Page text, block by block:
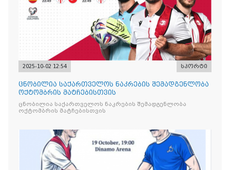
2025-10-02 12:54 სპორტი
ცნობილია საქართველოს ნაკრების შემადგენლობა
ოქტომბრის მატჩებისთვის
ცნობილია საქართველოს ნაკრების შემადგენლობა
ოქტომბრის მატჩებისთვის